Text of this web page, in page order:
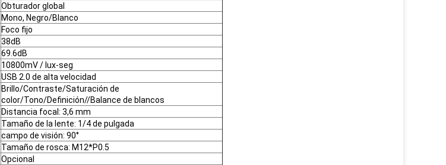
Obturador global
Mono, Negro/Blanco
Foco fijo
38dB
69.6dB
10800mV / lux-seg
USB 2.0 de alta velocidad
Brillo/Contraste/Saturación de
color/Tono/Definición//Balance de blancos
Distancia focal: 3,6 mm
Tamaño de la lente: 1/4 de pulgada
campo de visión: 90°
Tamaño de rosca: M12*P0.5
Opcional